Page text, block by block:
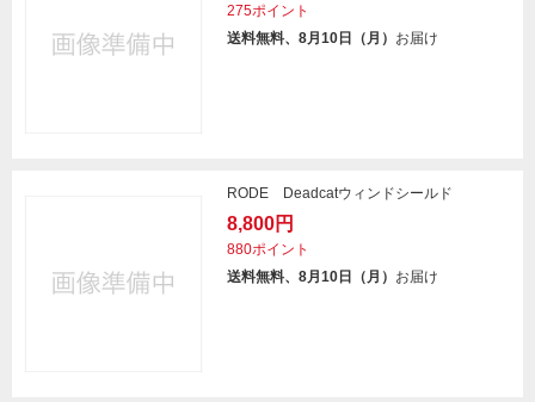
275ポイント
送料無料、8月10日（月） お届け
RODE Deadcatウィンドシールド
8,800円
880ポイント
送料無料、8月10日（月） お届け